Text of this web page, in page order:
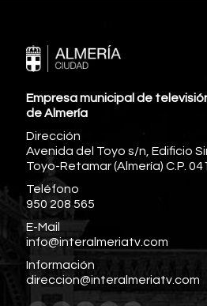
Empresa municipal de
de Almería
Dirección
Avenida del Toyo s/n, Edificio
Toyo-Retamar (Almería) C.P.
Teléfono
950 208 565
E-Mail
info@interalmeriatv.com
Información
direccion@interalmeriatv.com